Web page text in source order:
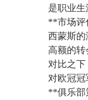
是职业
**市场评
西蒙斯的
高额的转
对比之
对欧冠冠
**俱乐部